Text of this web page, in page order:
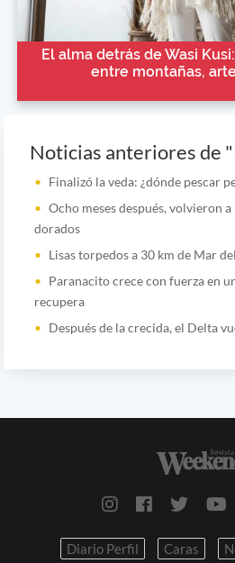
El alma detrás de Wasi
entre montañas,
Noticias anteriores de
Finalizó la veda: ¿dónde pescar
Ocho meses después, volvieron
dorados
Lisas torpedos a 30 km de Mar
Paranacito crece con fuerza en
recupera
Después de la crecida, el Delta
Diario Perfil Caras